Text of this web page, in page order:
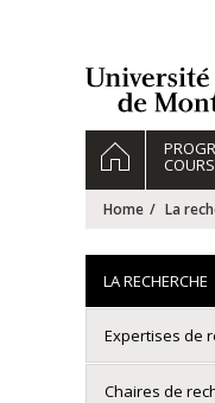
Navigation
principale
HOME
COURS
Home La
LA RECHERCHE
Expertises de
Chaires de